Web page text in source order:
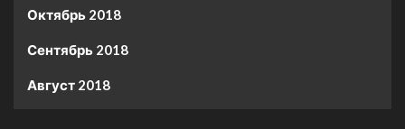
Октябрь 2018
Сентябрь 2018
Август 2018